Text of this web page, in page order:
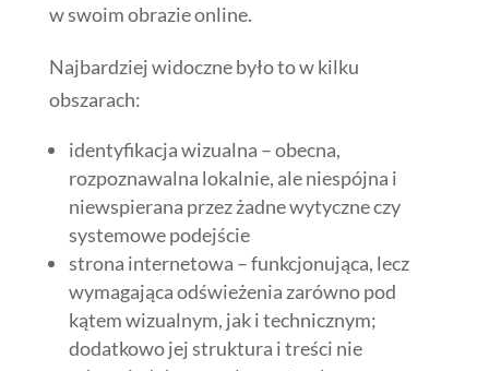
w swoim obrazie online.
Najbardziej widoczne było to w kilku
obszarach:
identyfikacja wizualna – obecna,
rozpoznawalna lokalnie, ale niespójna i
niewspierana przez żadne wytyczne czy
systemowe podejście
strona internetowa – funkcjonująca, lecz
wymagająca odświeżenia zarówno pod
kątem wizualnym, jak i technicznym;
dodatkowo jej struktura i treści nie